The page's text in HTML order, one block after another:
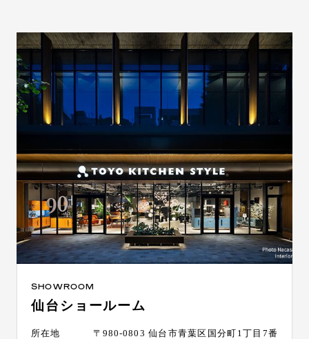
SHOWROOM
仙台ショールーム
所在地
〒980-0803 仙台市青葉区国分町1丁目7番